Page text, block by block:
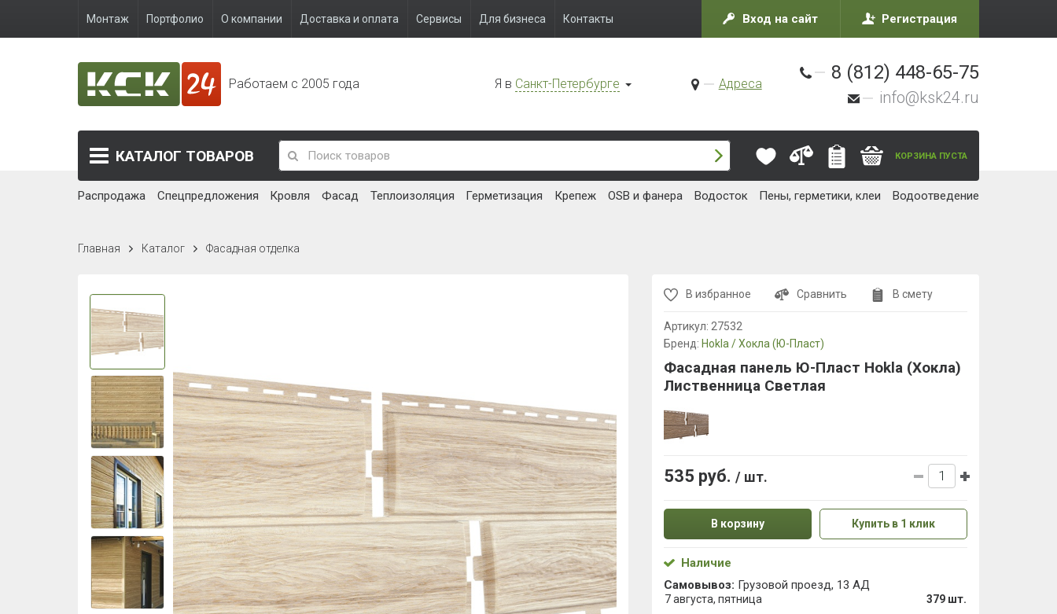
Монтаж Портфолио О компании Доставка и оплата Сервисы Для бизнеса Контакты Вход на сайт Регистрация
Работаем с 2005 года Я в Санкт-Петербурге Адреса
8 (812) 448-65-75
info@ksk24.ru
КАТАЛОГ ТОВАРОВ КОРЗИНА ПУСТА
Распродажа Спецпредложения Кровля Фасад Теплоизоляция Герметизация Крепеж OSB и фанера Водосток Пены, герметики, клеи Водоотведение
Главная Каталог Фасадная отделка
В избранное Сравнить В смету
Артикул: 27532
Бренд: Hokla / Хокла (Ю-Пласт)
Фасадная панель Ю-Пласт Hokla (Хокла)
Лиственница Светлая
535 руб. / шт.
В корзину Купить в 1 клик
Наличие
Самовывоз: Грузовой проезд, 13 АД
7 августа, пятница 379 шт.